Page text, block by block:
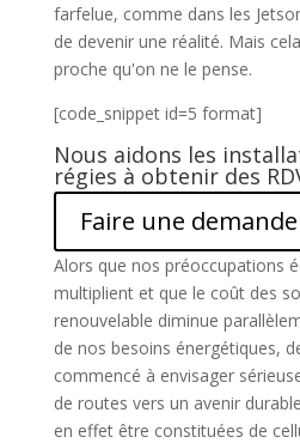
farfelue, comme dans les
de devenir une réalité. Mais
proche qu'on ne le pense.
[code_snippet id=5 format]
Nous aidons les
régies à obtenir des
Faire une demande
Alors que nos préoccupations
multiplient et que le coût des
renouvelable diminue
de nos besoins énergétiques,
commencé à envisager
de routes vers un avenir
en effet être constituées de